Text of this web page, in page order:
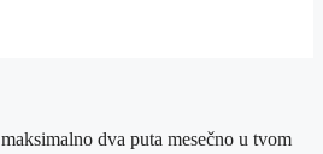
dva puta mesečno u tvom